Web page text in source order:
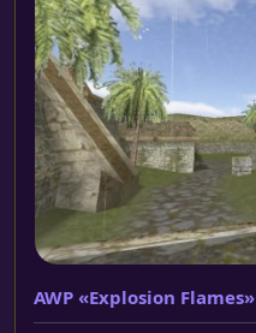
AWP «Explosion Flames»